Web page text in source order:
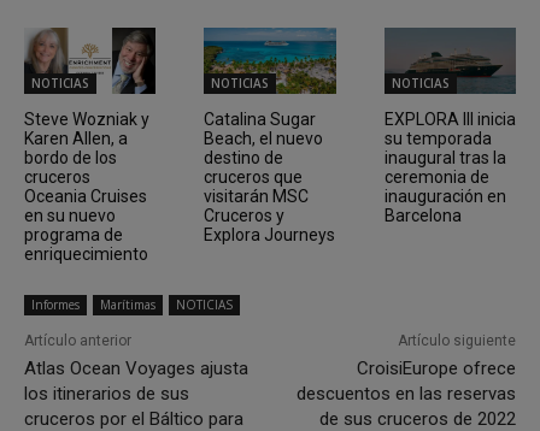
NOTICIAS
Steve Wozniak y
Karen Allen, a
bordo de los
cruceros
Oceania Cruises
en su nuevo
programa de
enriquecimiento
NOTICIAS
Catalina Sugar
Beach, el nuevo
destino de
cruceros que
visitarán MSC
Cruceros y
Explora Journeys
NOTICIAS
EXPLORA III inicia
su temporada
inaugural tras la
ceremonia de
inauguración en
Barcelona
Informes Marítimas NOTICIAS
Artículo anterior
Atlas Ocean Voyages ajusta
los itinerarios de sus
cruceros por el Báltico para
Artículo siguiente
CroisiEurope ofrece
descuentos en las reservas
de sus cruceros de 2022